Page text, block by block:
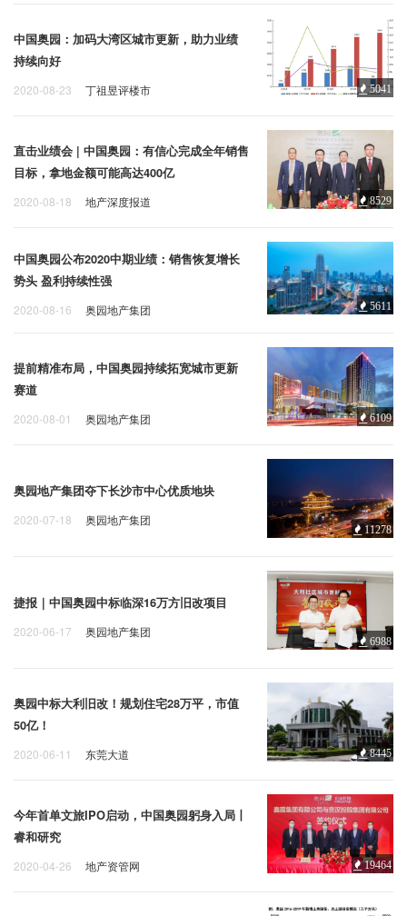
中国奥园：加码大湾区城市更新，助力业绩
持续向好
2020-08-23 丁祖昱评楼市 5041
直击业绩会 | 中国奥园：有信心完成全年销售
目标，拿地金额可能高达400亿
2020-08-18 地产深度报道 8529
中国奥园公布2020中期业绩：销售恢复增长
势头 盈利持续性强
2020-08-16 奥园地产集团 5611
提前精准布局，中国奥园持续拓宽城市更新
赛道
2020-08-01 奥园地产集团 6109
奥园地产集团夺下长沙市中心优质地块
2020-07-18 奥园地产集团
11278
捷报｜中国奥园中标临深16万方旧改项目
2020-06-17 奥园地产集团
6988
奥园中标大利旧改！规划住宅28万平，市值
50亿！
2020-06-11 东莞大道 8445
今年首单文旅IPO启动，中国奥园躬身入局丨
睿和研究
2020-04-26 地产资管网 19464